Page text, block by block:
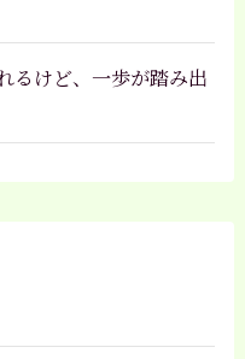
るけど、一歩が踏み出